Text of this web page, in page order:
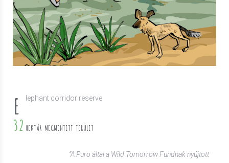
E lephant corridor reserve
32 HEKTÁR MEGMENTETT TERÜLET
“A Puro által a Wild Tomorrow Fundnak nyújtott